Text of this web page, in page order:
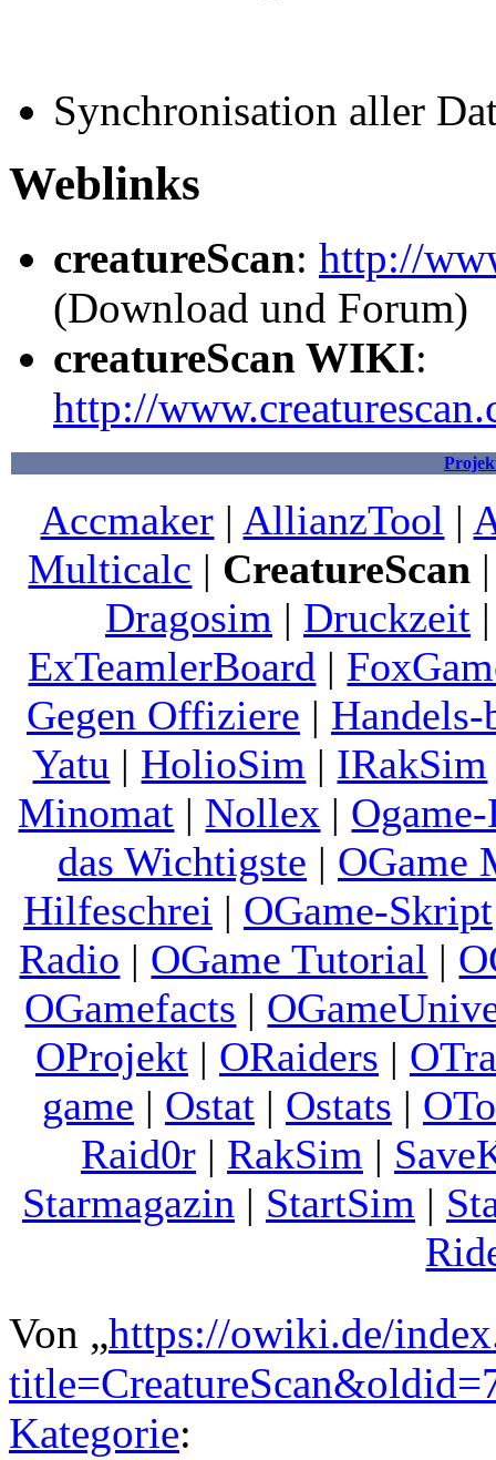
Synchronisation aller
Weblinks
creatureScan: http://
(Download und Forum)
creatureScan WIKI:
http://
Accmaker | AllianzTool |
Multicalc | CreatureScan
Dragosim | Druckzeit
ExTeamlerBoard |
Gegen Offiziere | Handels-
Yatu | HolioSim | IRakSim
Minomat | Nollex |
das Wichtigste | OGame
Hilfeschrei | OGame-Skript
Radio | OGame Tutorial |
OGamefacts |
OProjekt | ORaiders |
game | Ostat | Ostats |
Raid0r | RakSim |
Starmagazin | StartSim |
Von „https://owiki.de/
Kategorie: